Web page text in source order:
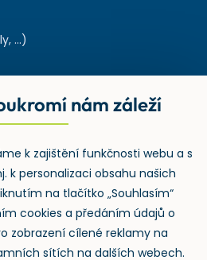
...)
v odpadechnám záleží
k zajištění funkčnosti webu a s
k personalizaci obsahu našich
na tlačítko „Souhlasím“
cookies a předáním údajů o
zobrazení cílené reklamy na
sítích na dalších webech.